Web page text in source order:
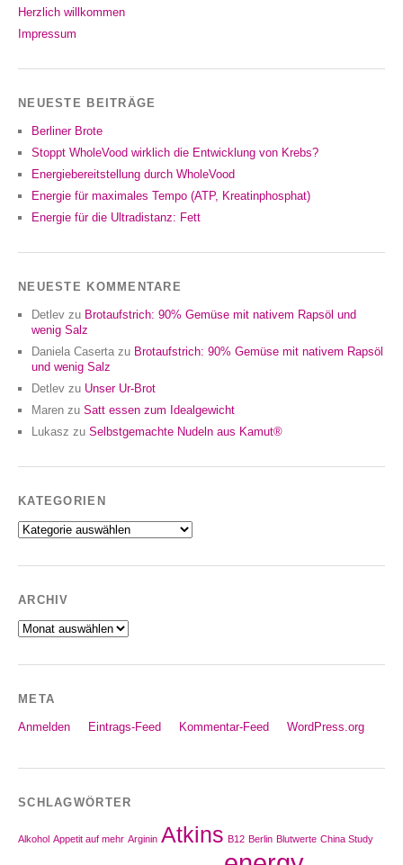
Herzlich willkommen
Impressum
NEUESTE BEITRÄGE
Berliner Brote
Stoppt WholeVood wirklich die Entwicklung von Krebs?
Energiebereitstellung durch WholeVood
Energie für maximales Tempo (ATP, Kreatinphosphat)
Energie für die Ultradistanz: Fett
NEUESTE KOMMENTARE
Detlev zu Brotaufstrich: 90% Gemüse mit nativem Rapsöl und
wenig Salz
Daniela Caserta zu Brotaufstrich: 90% Gemüse mit nativem Rapsöl
und wenig Salz
Detlev zu Unser Ur-Brot
Maren zu Satt essen zum Idealgewicht
Lukasz zu Selbstgemachte Nudeln aus Kamut®
KATEGORIEN
Kategorien
ARCHIV
Archiv
META
Anmelden Eintrags-Feed Kommentar-Feed WordPress.org
SCHLAGWÖRTER
Alkohol Appetit auf mehr Arginin Atkins B12 Berlin Blutwerte China Study